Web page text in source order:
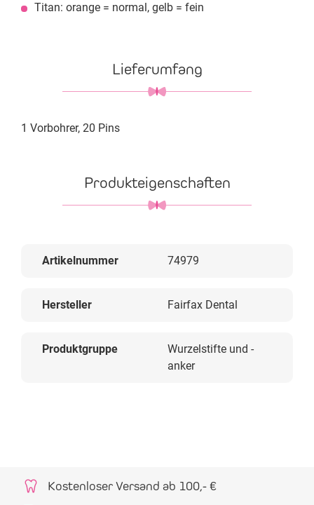
Titan: orange = normal, gelb = fein
Lieferumfang
1 Vorbohrer, 20 Pins
Produkteigenschaften
Artikelnummer 74979
Hersteller Fairfax Dental
Produktgruppe
Wurzelstifte und -
anker
Kostenloser Versand ab 100,- €